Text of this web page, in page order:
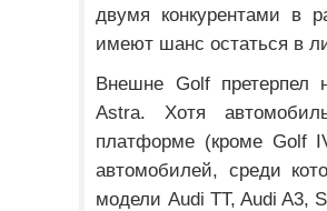
двумя конкурентами в
имеют шанс остаться в
Внешне Golf претерпел
Astra. Хотя
платформе (кроме Golf
автомобилей, среди
модели Audi TT, Audi A3,